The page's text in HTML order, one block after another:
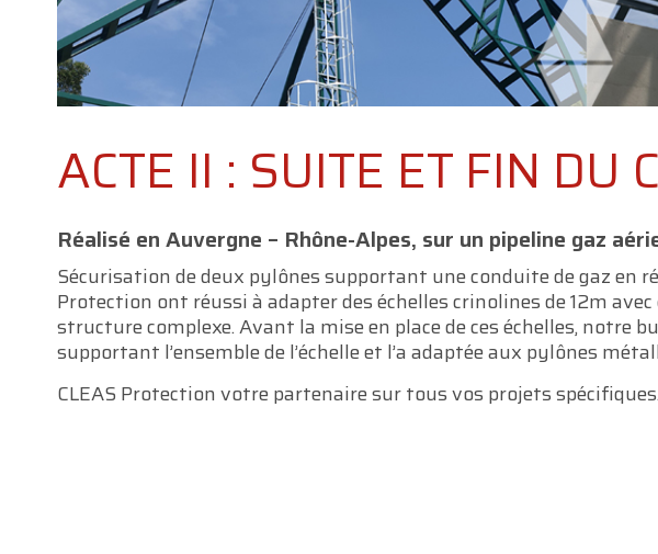
ACTE II : SUITE ET FIN DU
Réalisé en Auvergne – Rhône-Alpes, sur un pipeline gaz
Sécurisation de deux pylônes supportant une conduite de gaz en
Protection ont réussi à adapter des échelles crinolines de 12m
structure complexe. Avant la mise en place de ces échelles, notre
supportant l’ensemble de l’échelle et l’a adaptée aux pylônes
CLEAS Protection votre partenaire sur tous vos projets spécifiques.